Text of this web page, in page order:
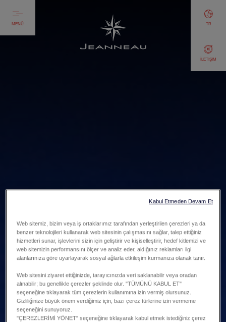
MENÜ
İLETIŞIM
TR
Web sitemiz, bizim veya iş ortaklarımız tarafından yerleştirilen çerezleri ya da
benzer teknolojileri kullanarak web sitesinin çalışmasını sağlar, talep ettiğiniz
hizmetleri sunar, işlevlerini sizin için geliştirir ve kişiselleştirir, hedef kitlemizi ve
web sitemizin performansını ölçer ve analiz eder, aldığınız reklamları ilgi
alanlarınıza göre uyarlayarak sosyal ağlarla etkileşim kurmanıza olanak tanır.
Web sitesini ziyaret ettiğinizde, tarayıcınızda veri saklanabilir veya oradan
alınabilir; bu genellikle çerezler şeklinde olur. "TÜMÜNÜ KABUL ET"
seçeneğine tıklayarak tüm çerezlerin kullanımına izin vermiş olursunuz.
Gizliliğinize büyük önem verdiğimiz için, bazı çerez türlerine izin vermeme
seçeneğini sunuyoruz.
"ÇEREZLERİMİ YÖNET" seçeneğine tıklayarak kabul etmek istediğiniz çerez
Kabul Etmeden Devam Et